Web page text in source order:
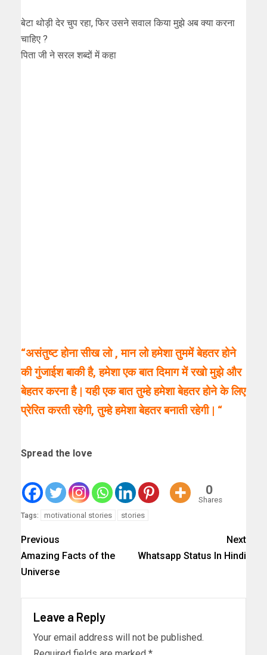
बेटा थोड़ी देर चुप रहा, फिर उसने सवाल किया मुझे अब क्या करना
चाहिए ?
पिता जी ने सरल शब्दों में कहा
“असंतुष्ट होना सीख लो , मान लो हमेशा तुममें बेहतर होने
की गुंजाईश बाकी है, हमेशा एक बात दिमाग में रखो मुझे और
बेहतर करना है | यही एक बात तुम्हे हमेशा बेहतर होने के लिए
प्रेरित करती रहेगी, तुम्हे हमेशा बेहतर बनाती रहेगी | “
Spread the love
0
Shares
Tags: motivational stories stories
Previous
Amazing Facts of the
Universe
Next
Whatsapp Status In Hindi
Leave a Reply
Your email address will not be published.